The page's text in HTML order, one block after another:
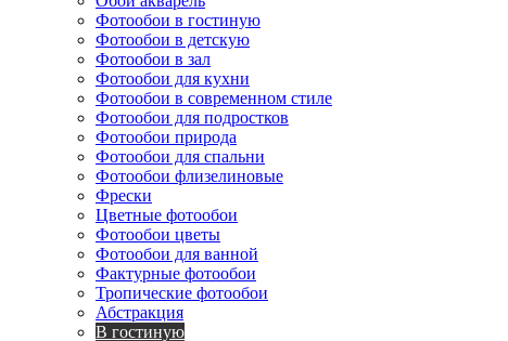
Фотообои в гостиную
Фотообои в детскую
Фотообои в зал
Фотообои для кухни
Фотообои в современном стиле
Фотообои для подростков
Фотообои природа
Фотообои для спальни
Фотообои флизелиновые
Фрески
Цветные фотообои
Фотообои цветы
Фотообои для ванной
Фактурные фотообои
Тропические фотообои
Абстракция
В гостиную